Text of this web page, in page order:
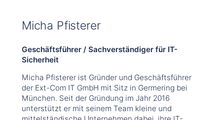
Micha Pfisterer
Geschäftsführer / Sachverständiger für IT-
Sicherheit
Micha Pfisterer ist Gründer und Geschäftsführer
der Ext-Com IT GmbH mit Sitz in Germering bei
München. Seit der Gründung im Jahr 2016
unterstützt er mit seinem Team kleine und